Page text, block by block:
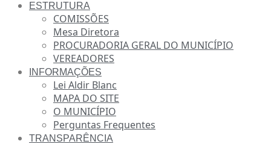
ESTRUTURA
COMISSÕES
Mesa Diretora
PROCURADORIA GERAL DO MUNICÍPIO
VEREADORES
INFORMAÇÕES
Lei Aldir Blanc
MAPA DO SITE
O MUNICÍPIO
Perguntas Frequentes
TRANSPARÊNCIA